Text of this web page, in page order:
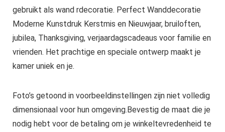
gebruikt als wand rdecoratie. Perfect Wanddecoratie
Moderne Kunstdruk Kerstmis en Nieuwjaar, bruiloften,
jubilea, Thanksgiving, verjaardagscadeaus voor familie en
vrienden. Het prachtige en speciale ontwerp maakt je
kamer uniek en je.
Foto’s getoond in voorbeeldinstellingen zijn niet volledig
dimensionaal voor hun omgeving.Bevestig de maat die je
nodig hebt voor de betaling om je winkeltevredenheid te